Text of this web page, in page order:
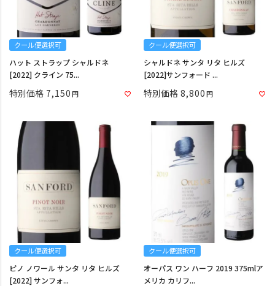
クール便選択可
ハット ストラップ シャルドネ
[2022] クライン 75...
特別価格 7,150
クール便選択可
シャルドネ サンタ リタ ヒルズ
[2022]サンフォード ...
特別価格 8,800
クール便選択可
ピノ ノワール サンタ リタ ヒルズ
[2022] サンフォ...
クール便選択可
オーパス ワン ハーフ 2019 375mlア
メリカ カリフ...